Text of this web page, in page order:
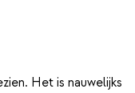
Het is nauwelijks